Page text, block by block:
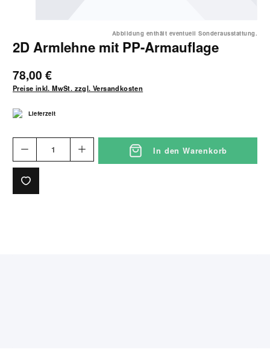
Abbildung enthält eventuell Sonderausstattung.
2D Armlehne mit PP-Armauflage
78,00 €
Preise inkl. MwSt. zzgl. Versandkosten
Lieferzeit
In den Warenkorb